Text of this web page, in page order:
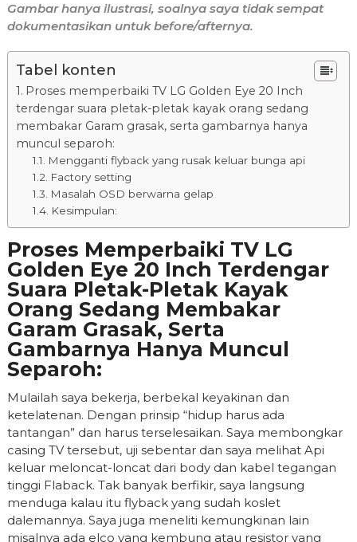
Gambar hanya ilustrasi, soalnya saya tidak sempat
dokumentasikan untuk before/afternya.
Tabel konten
Proses memperbaiki TV LG Golden Eye 20 Inch
terdengar suara pletak-pletak kayak orang sedang
membakar Garam grasak, serta gambarnya hanya
muncul separoh:
Mengganti flyback yang rusak keluar bunga api
Factory setting
Masalah OSD berwarna gelap
Kesimpulan:
Proses Memperbaiki TV LG
Golden Eye 20 Inch Terdengar
Suara Pletak-Pletak Kayak
Orang Sedang Membakar
Garam Grasak, Serta
Gambarnya Hanya Muncul
Separoh:
Mulailah saya bekerja, berbekal keyakinan dan
ketelatenan. Dengan prinsip “hidup harus ada
tantangan” dan harus terselesaikan. Saya membongkar
casing TV tersebut, uji sebentar dan saya melihat Api
keluar meloncat-loncat dari body dan kabel tegangan
tinggi Flaback. Tak banyak berfikir, saya langsung
menduga kalau itu flyback yang sudah koslet
dalemannya. Saya juga meneliti kemungkinan lain
misalnya ada elco yang kembung atau resistor yang